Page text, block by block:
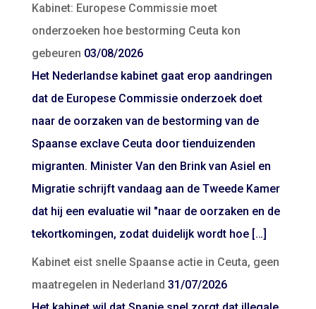
Kabinet: Europese Commissie moet
onderzoeken hoe bestorming Ceuta kon
gebeuren 03/08/2026
Het Nederlandse kabinet gaat erop aandringen
dat de Europese Commissie onderzoek doet
naar de oorzaken van de bestorming van de
Spaanse exclave Ceuta door tienduizenden
migranten. Minister Van den Brink van Asiel en
Migratie schrijft vandaag aan de Tweede Kamer
dat hij een evaluatie wil "naar de oorzaken en de
tekortkomingen, zodat duidelijk wordt hoe […]
Kabinet eist snelle Spaanse actie in Ceuta, geen
maatregelen in Nederland 31/07/2026